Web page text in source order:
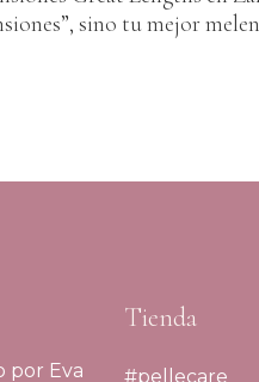
sino tu mejor
por Eva
Tienda
#pellecare